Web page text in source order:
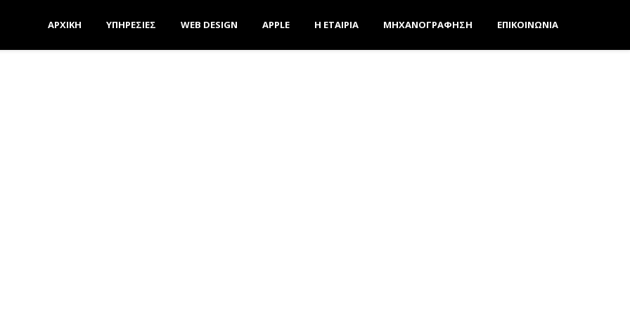
ΑΡΧΙΚΗ ΥΠΗΡΕΣΙΕΣ WEB DESIGN APPLE Η ΕΤΑΙΡΙΑ ΜΗΧΑΝΟΓΡΑΦΗΣΗ ΕΠΙΚΟΙΝΩΝΙΑ